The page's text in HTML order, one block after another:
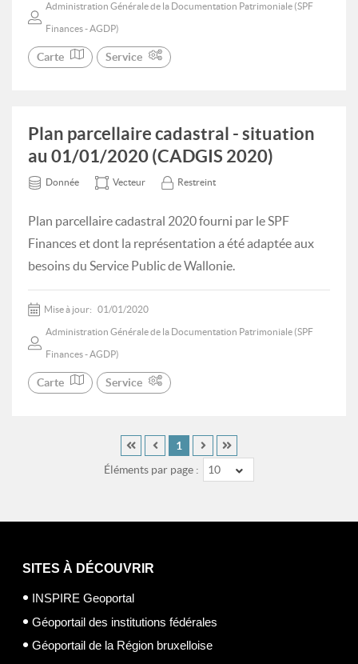
Administration Générale de la Documentation Patrimoniale (SPF
Finances - AGDP)
Carte Service
Plan parcellaire cadastral - situation
au 01/01/2020 (CADGIS 2020)
Donnée Vecteur Restreint
Plan parcellaire cadastral 2020 fourni par le SPF
Finances et dont la représentation a été adaptée aux
besoins du Service Public de Wallonie.
Mise à jour: 01/01/2020
Administration Générale de la Documentation Patrimoniale (SPF
Finances - AGDP)
Carte Service
Éléments par page : 10
1
SITES À DÉCOUVRIR
INSPIRE Geoportal
Géoportail des institutions fédérales
Géoportail de la Région bruxelloise